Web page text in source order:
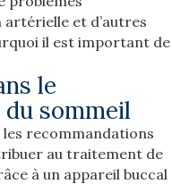
artérielle et d’autres
il est important de
le
du sommeil
recommandations
au traitement de
à un appareil buccal